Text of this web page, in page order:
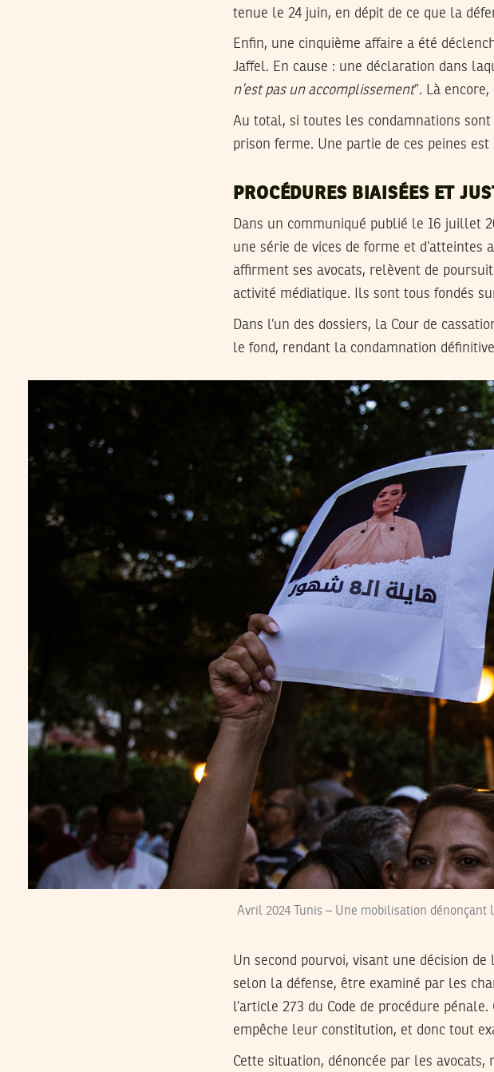
tenue le 24 juin, en dépit de ce que la
Enfin, une cinquième affaire a été
Jaffel. En cause : une déclaration dans
n’est pas un accomplissement”. Là
Au total, si toutes les condamnations
prison ferme. Une partie de ces peines est
PROCÉDURES BIAISÉES ET
Dans un communiqué publié le 16 juillet
une série de vices de forme et d’atteintes
affirment ses avocats, relèvent de
activité médiatique. Ils sont tous fondés
Dans l’un des dossiers, la Cour de
le fond, rendant la condamnation
Avril 2024 Tunis – Une mobilisation
Un second pourvoi, visant une décision
selon la défense, être examiné par les
l’article 273 du Code de procédure
empêche leur constitution, et donc tout
Cette situation, dénoncée par les